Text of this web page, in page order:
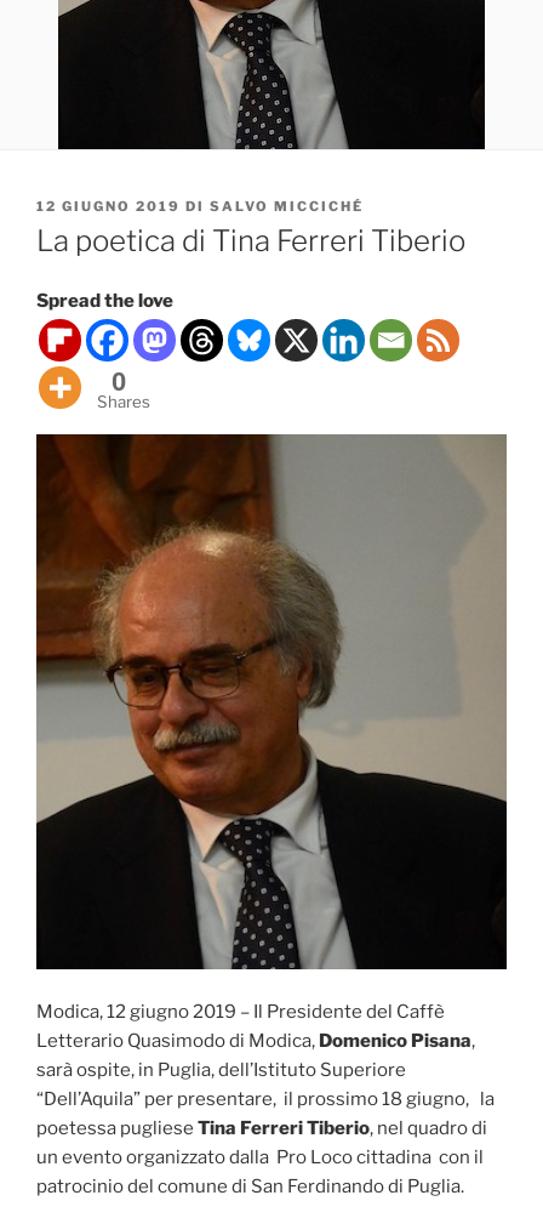
PUBBLICATO
IL
12 GIUGNO 2019 DI SALVO MICCICHÉ
La poetica di Tina Ferreri Tiberio
Spread the love
0
Shares
Modica, 12 giugno 2019 – Il Presidente del Caffè
Letterario Quasimodo di Modica, Domenico Pisana,
sarà ospite, in Puglia, dell’Istituto Superiore
“Dell’Aquila” per presentare, il prossimo 18 giugno, la
poetessa pugliese Tina Ferreri Tiberio, nel quadro di
un evento organizzato dalla Pro Loco cittadina con il
patrocinio del comune di San Ferdinando di Puglia.